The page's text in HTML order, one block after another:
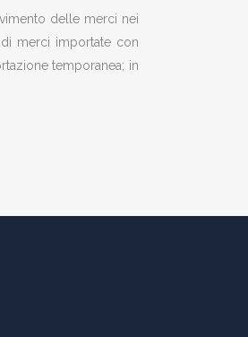
delle merci nei
merci importate con
temporanea; in